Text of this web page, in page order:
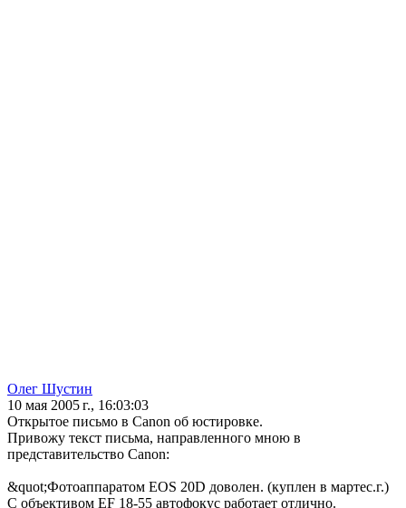
Олег Шустин
10 мая 2005 г., 16:03:03
Открытое письмо в Canon об юстировке.
Привожу текст письма, направленного мною в
представительство Canon:
&quot;Фотоаппаратом EOS 20D доволен. (куплен в мартес.г.)
С объективом EF 18-55 автофокус работает отлично.